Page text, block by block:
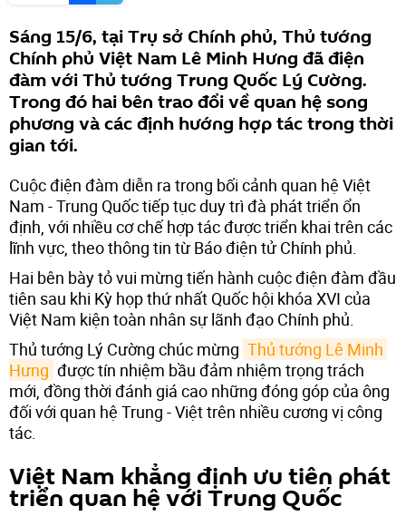
Sáng 15/6, tại Trụ sở Chính phủ, Thủ tướng
Chính phủ Việt Nam Lê Minh Hưng đã điện
đàm với Thủ tướng Trung Quốc Lý Cường.
Trong đó hai bên trao đổi về quan hệ song
phương và các định hướng hợp tác trong thời
gian tới.
Cuộc điện đàm diễn ra trong bối cảnh quan hệ Việt
Nam - Trung Quốc tiếp tục duy trì đà phát triển ổn
định, với nhiều cơ chế hợp tác được triển khai trên các
lĩnh vực, theo thông tin từ Báo điện tử Chính phủ.
Hai bên bày tỏ vui mừng tiến hành cuộc điện đàm đầu
tiên sau khi Kỳ họp thứ nhất Quốc hội khóa XVI của
Việt Nam kiện toàn nhân sự lãnh đạo Chính phủ.
Thủ tướng Lý Cường chúc mừng Thủ tướng Lê Minh
Hưng được tín nhiệm bầu đảm nhiệm trọng trách
mới, đồng thời đánh giá cao những đóng góp của ông
đối với quan hệ Trung - Việt trên nhiều cương vị công
tác.
Việt Nam khẳng định ưu tiên phát
triển quan hệ với Trung Quốc